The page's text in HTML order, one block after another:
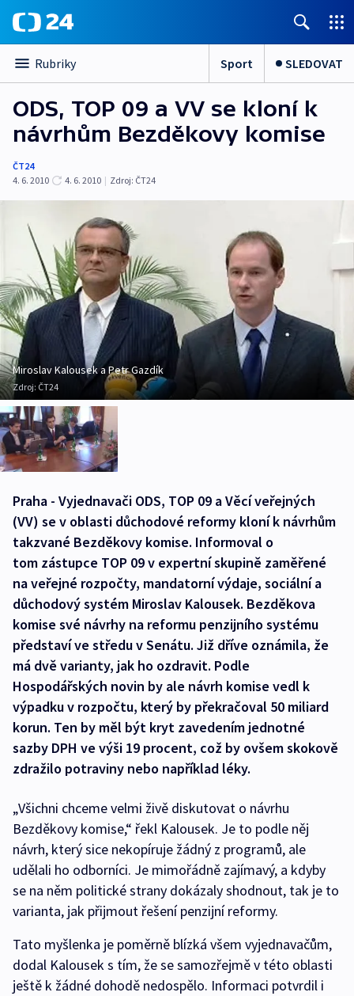
Rubriky Sport SLEDOVAT
ODS, TOP 09 a VV se kloní k
návrhům Bezděkovy komise
ČT24
4. 6. 2010
4. 6. 2010 | Zdroj: ČT24
Miroslav Kalousek a Petr Gazdík
Zdroj: ČT24
Praha - Vyjednavači ODS, TOP 09 a Věcí veřejných
(VV) se v oblasti důchodové reformy kloní k návrhům
takzvané Bezděkovy komise. Informoval o
tom zástupce TOP 09 v expertní skupině zaměřené
na veřejné rozpočty, mandatorní výdaje, sociální a
důchodový systém Miroslav Kalousek. Bezděkova
komise své návrhy na reformu penzijního systému
představí ve středu v Senátu. Již dříve oznámila, že
má dvě varianty, jak ho ozdravit. Podle
Hospodářských novin by ale návrh komise vedl k
výpadku v rozpočtu, který by překračoval 50 miliard
korun. Ten by měl být kryt zavedením jednotné
sazby DPH ve výši 19 procent, což by ovšem skokově
zdražilo potraviny nebo například léky.
„Všichni chceme velmi živě diskutovat o návrhu
Bezděkovy komise,“ řekl Kalousek. Je to podle něj
návrh, který sice nekopíruje žádný z programů, ale
udělali ho odborníci. Je mimořádně zajímavý, a kdyby
se na něm politické strany dokázaly shodnout, tak je to
varianta, jak přijmout řešení penzijní reformy.
Tato myšlenka je poměrně blízká všem vyjednavačům,
dodal Kalousek s tím, že se samozřejmě v této oblasti
ještě k žádné dohodě nedospělo. Informaci potvrdil i